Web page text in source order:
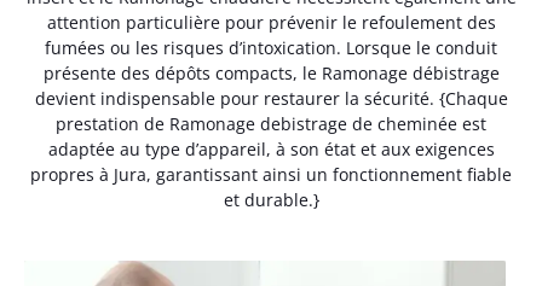
attention particulière pour prévenir le refoulement des
fumées ou les risques d’intoxication. Lorsque le conduit
présente des dépôts compacts, le Ramonage débistrage
devient indispensable pour restaurer la sécurité. {Chaque
prestation de Ramonage debistrage de cheminée est
adaptée au type d’appareil, à son état et aux exigences
propres à Jura, garantissant ainsi un fonctionnement fiable
et durable.}